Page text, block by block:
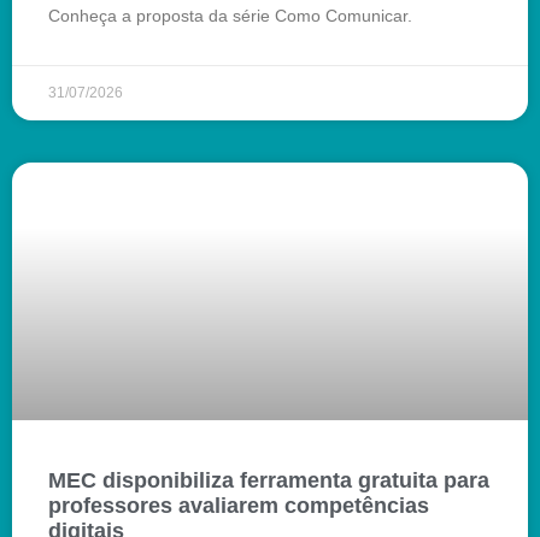
Conheça a proposta da série Como Comunicar.
31/07/2026
MEC disponibiliza ferramenta gratuita para
professores avaliarem competências
digitais